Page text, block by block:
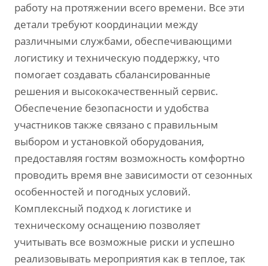
работу на протяжении всего времени. Все эти
детали требуют координации между
различными службами‚ обеспечивающими
логистику и техническую поддержку‚ что
помогает создавать сбалансированные
решения и высококачественный сервис.
Обеспечение безопасности и удобства
участников также связано с правильным
выбором и установкой оборудования‚
предоставляя гостям возможность комфортно
проводить время вне зависимости от сезонных
особенностей и погодных условий.
Комплексный подход к логистике и
техническому оснащению позволяет
учитывать все возможные риски и успешно
реализовывать мероприятия как в теплое‚ так